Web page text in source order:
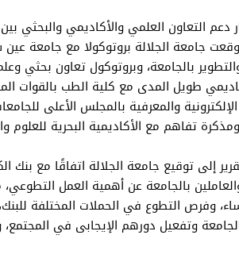
التعاون العلمي والأكاديمي والبحثي
وقعت جامعة الجلالة بروتوكولا مع جامعة
بالجامعة، وبروتوكول تعاون بحثي
طويل المدى مع كلية الطب بالقوات
والمعرفية بالمجلس الأعلى
تفاهم مع الأكاديمية البحرية للعلوم
إلى توقيع جامعة الجلالة اتفاقًا مع
بالجامعة عن أهمية العمل
وفرص التطوع في الحملات المختلفة
وتفعيل دورهم الإيجابى في